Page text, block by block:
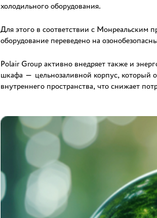
холодильного оборудования.
Для этого в соответствии с Монреальским
оборудование переведено на
Polair Group активно внедряет также и
шкафа — цельнозаливной корпус, который
внутреннего пространства, что снижает